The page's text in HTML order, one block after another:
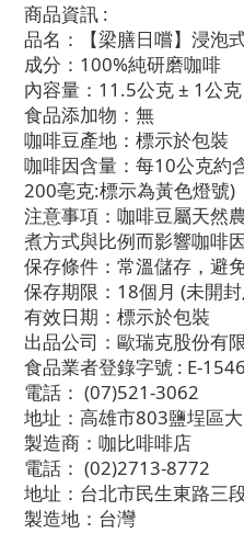
商品資訊 :
品名：【梁膳日嚐】浸泡
成分：100%純研磨咖啡
內容量：11.5公克 ± 1公克
食品添加物：無
咖啡豆產地：標示於包裝
咖啡因含量：每10公克約
200亳克:標示為黃色燈號)
注意事項：咖啡豆屬天然
煮方式與比例而影響咖啡因
保存條件：常溫儲存，避
保存期限：18個月 (未開
有效日期：標示於包裝
出品公司：歐瑞克股份有
食品業者登錄字號 : E-
電話： (07)521-3062
地址：高雄市803鹽埕區
製造商：咖比啡啡店
電話： (02)2713-8772
地址：台北市民生東路三
製造地：台灣